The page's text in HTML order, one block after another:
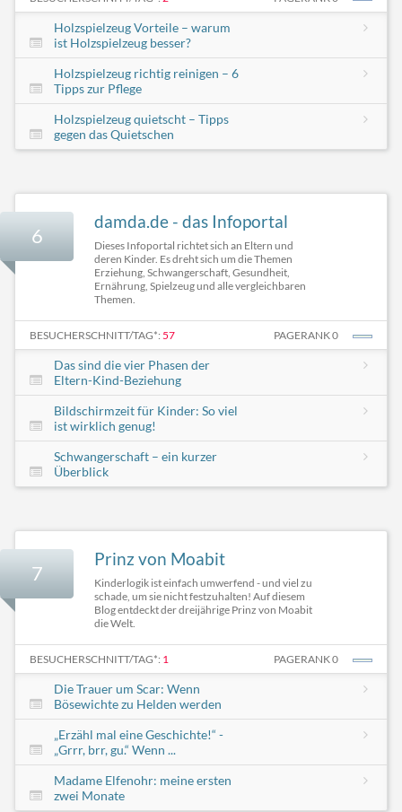
Holzspielzeug Vorteile – warum
ist Holzspielzeug besser?
Holzspielzeug richtig reinigen – 6
Tipps zur Pflege
Holzspielzeug quietscht – Tipps
gegen das Quietschen
6
damda.de - das Infoportal
Dieses Infoportal richtet sich an Eltern und
deren Kinder. Es dreht sich um die Themen
Erziehung, Schwangerschaft, Gesundheit,
Ernährung, Spielzeug und alle vergleichbaren
Themen.
BESUCHERSCHNITT/TAG*: 57 PAGERANK 0
Das sind die vier Phasen der
Eltern-Kind-Beziehung
Bildschirmzeit für Kinder: So viel
ist wirklich genug!
Schwangerschaft – ein kurzer
Überblick
7
Prinz von Moabit
Kinderlogik ist einfach umwerfend - und viel zu
schade, um sie nicht festzuhalten! Auf diesem
Blog entdeckt der dreijährige Prinz von Moabit
die Welt.
BESUCHERSCHNITT/TAG*: 1 PAGERANK 0
Die Trauer um Scar: Wenn
Bösewichte zu Helden werden
„Erzähl mal eine Geschichte!“ -
„Grrr, brr, gu.“ Wenn ...
Madame Elfenohr: meine ersten
zwei Monate